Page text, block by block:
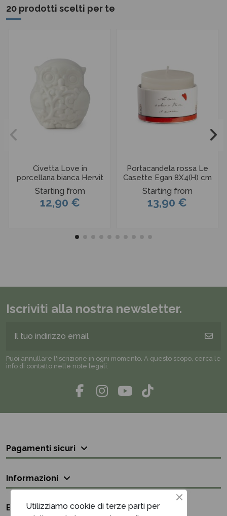
20 prodotti scelti per te
Civetta Love in
porcellana bianca Hervit
Starting from
12,90 €
Portacandela rossa Le
Casette Egan 8X4(H) cm
Starting from
13,90 €
Iscriviti alla nostra newsletter.
Puoi annullare l'iscrizione in ogni momento. A questo scopo, cerca le
info di contatto nelle note legali.
Pagamenti sicuri
Informazioni
Bisogno di aiuto?
Utilizziamo cookie di terze parti per